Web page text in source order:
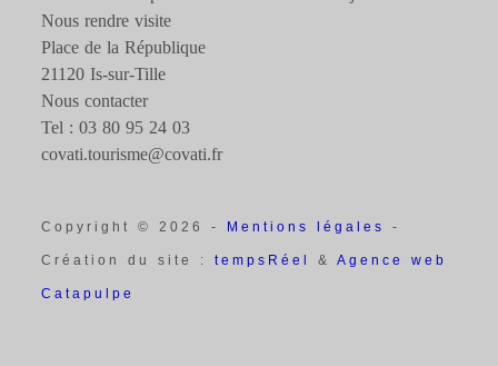
Nous rendre visite
Place de la République
21120 Is-sur-Tille
Nous contacter
Tel : 03 80 95 24 03
covati.tourisme@covati.fr
Copyright © 2026 - Mentions légales -
Création du site :tempsRéel&Agence web
Catapulpe